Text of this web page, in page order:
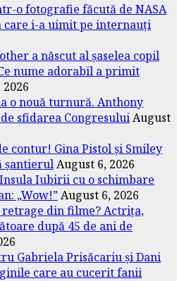
o fotografie făcută de NASA
care i-a uimit pe internauți
a născut al șaselea copil
nume adorabil a primit
o nouă turnură. Anthony
sfidarea CongresuluiAugust
contur! Gina Pistol și Smiley
șantierulAugust 6, 2026
Iubirii cu o schimbare
„Wow!”August 6, 2026
din filme? Actrița,
după 45 de ani de
Gabriela Prisăcariu și Dani
care au cucerit fanii